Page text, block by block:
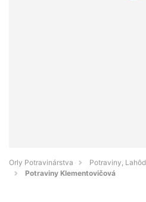
Orly Potravinárstva
Potraviny,
Potraviny Klementovičová